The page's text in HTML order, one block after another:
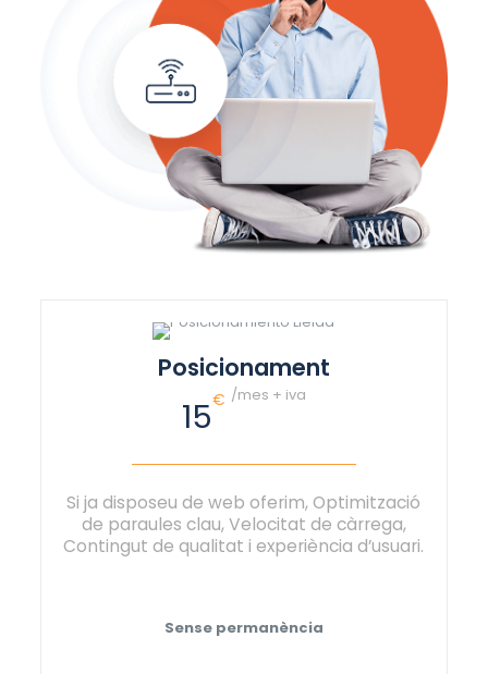
Posicionament
15€ /mes + iva
Si ja disposeu de web oferim, Optimització
de paraules clau, Velocitat de càrrega,
Contingut de qualitat i experiència d’usuari.
Sense permanència